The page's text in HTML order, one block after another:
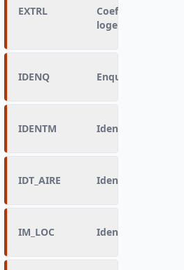
EXTRL
Coefficient de
logements
IDENQ Enquêteur
IDENTM Identification du
IDT_AIRE Identifiant de
IM_LOC Identification du